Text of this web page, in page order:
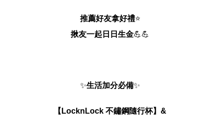
推薦好友拿好禮⭐
揪友一起日日生金💪💪
✨生活加分必備✨
【LocknLock 不鏽鋼隨行杯】&